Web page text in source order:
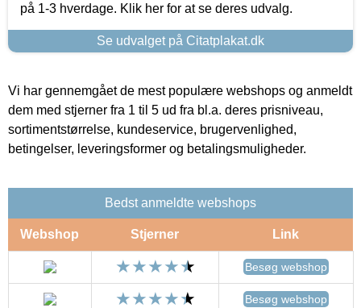
på 1-3 hverdage. Klik her for at se deres udvalg.
Se udvalget på Citatplakat.dk
Vi har gennemgået de mest populære webshops og anmeldt
dem med stjerner fra 1 til 5 ud fra bl.a. deres prisniveau,
sortimentstørrelse, kundeservice, brugervenlighed,
betingelser, leveringsformer og betalingsmuligheder.
Bedst anmeldte webshops
Webshop Stjerner Link
Besøg webshop
Besøg webshop